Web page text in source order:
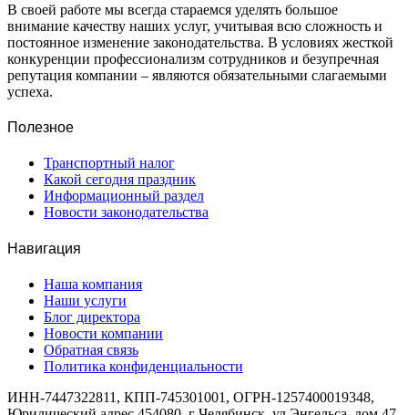
В своей работе мы всегда стараемся уделять большое
внимание качеству наших услуг, учитывая всю сложность и
постоянное изменение законодательства. В условиях жесткой
конкуренции профессионализм сотрудников и безупречная
репутация компании – являются обязательными слагаемыми
успеха.
Полезное
Транспортный налог
Какой сегодня праздник
Информационный раздел
Новости законодательства
Навигация
Наша компания
Наши услуги
Блог директора
Новости компании
Обратная связь
Политика конфиденциальности
ИНН-7447322811, КПП-745301001, ОГРН-1257400019348,